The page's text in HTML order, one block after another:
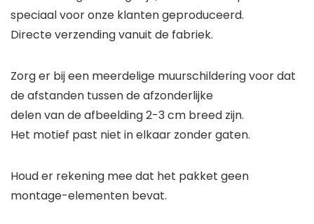
speciaal voor onze klanten geproduceerd.
Directe verzending vanuit de fabriek.
Zorg er bij een meerdelige muurschildering voor dat
de afstanden tussen de afzonderlijke
delen van de afbeelding 2-3 cm breed zijn.
Het motief past niet in elkaar zonder gaten.
Houd er rekening mee dat het pakket geen
montage-elementen bevat.